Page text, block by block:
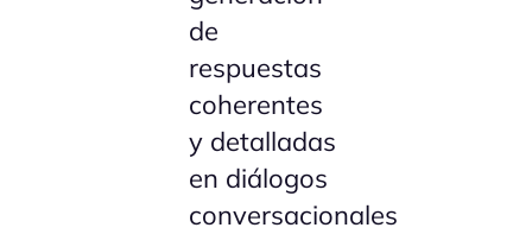
de
respuestas
coherentes
y detalladas
en diálogos
conversacionales